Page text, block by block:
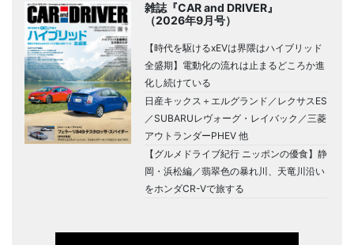
雑誌『CAR and DRIVER』
（2026年9月号）
【時代を駆けるxEVは界隈はハイブリッド
全盛期】電動化の流れは止まるどころか進
化し続けている
日産キックス＋エルグランド／レクサスES
／SUBARUレヴォーグ・レイバック／三菱
アウトランダーPHEV 他
【グルメドライブ紀行 ニッポンの優食】静
岡・浜松編／翡翠色の暴れ川、天竜川沿い
をホンダCR-Vで旅する